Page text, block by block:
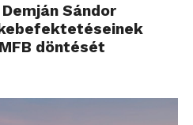
Sándor
döntését